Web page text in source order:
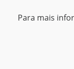
Para mais